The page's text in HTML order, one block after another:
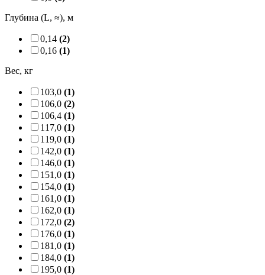
Глубина (L, ≈), м
0,14 (2)
0,16 (1)
Вес, кг
103,0 (1)
106,0 (2)
106,4 (1)
117,0 (1)
119,0 (1)
142,0 (1)
146,0 (1)
151,0 (1)
154,0 (1)
161,0 (1)
162,0 (1)
172,0 (2)
176,0 (1)
181,0 (1)
184,0 (1)
195,0 (1)